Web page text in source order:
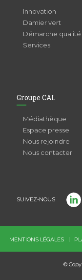
Innovation
Damier vert
Démarche qualité
Services
Groupe CAL
Médiathèque
Espace presse
Nous rejoindre
Nous contacter
SUIVEZ-NOUS
MENTIONS LÉGALES
©